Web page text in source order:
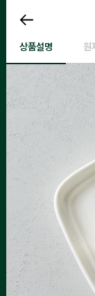
상품설명 원
산양유 치즈 60g